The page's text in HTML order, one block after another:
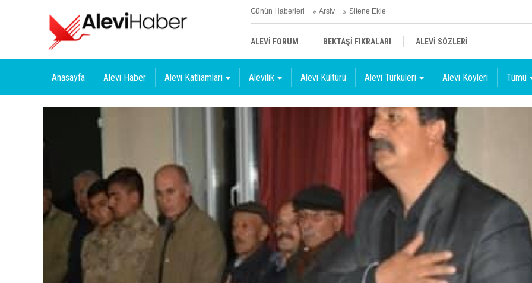
Günün Haberleri Arşiv Sitene Ekle
ALEVİ FORUM BEKTAŞİ FIKRALARI ALEVİ SÖZLERİ
Anasayfa Alevi Haber Alevi Katliamları Alevilik Alevi Kültürü Alevi Türküleri Alevi Köyleri Tümü